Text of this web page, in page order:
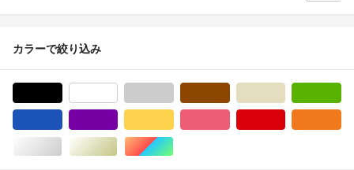
カラーで絞り込み
シルバー/銀色系ゴールド/金色系マルチカラー